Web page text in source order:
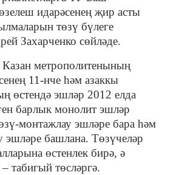
идарәсенең җир асты
төзү бүлеге
Захарченко сөйләде.
Казан метрополитенының
11-нче һәм азаккы
өстендә эшләр 2012 елда
барлык монолит эшләр
монтажлау эшләре бара һәм
эшләре башлана. Төзүчеләр
өстенлек бирә, ә
табигый төсләргә.